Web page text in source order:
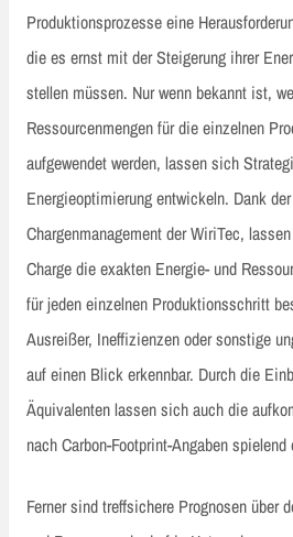
Produktionsprozesse eine
die es ernst mit der Steigerung ihrer
stellen müssen. Nur wenn bekannt ist,
Ressourcenmengen für die einzelnen
aufgewendet werden, lassen sich
Energieoptimierung entwickeln. Dank
Chargenmanagement der WiriTec,
Charge die exakten Energie- und
für jeden einzelnen Produktionsschritt
Ausreißer, Ineffizienzen oder sonstige
auf einen Blick erkennbar. Durch die
Äquivalenten lassen sich auch die
nach Carbon-Footprint-Angaben spielend
Ferner sind treffsichere Prognosen über